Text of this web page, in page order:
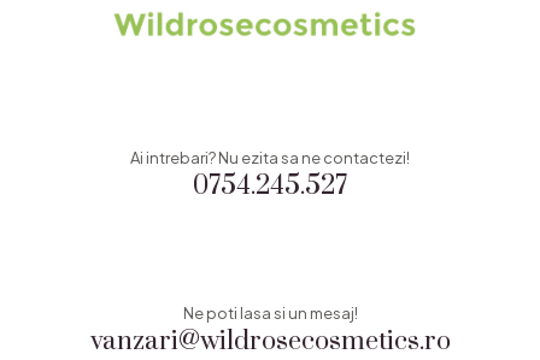
0754.245.527
Ai intrebari? Nu ezita sa ne contactezi!
vanzari@wildrosecosmetics.ro
Ne poti lasa si un mesaj!